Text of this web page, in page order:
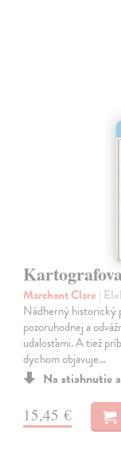
Marchant Clare |
Nádherný historický
pozoruhodnej a
udalosťami. A tiež
dychom objavuje…
Na stiahnutie
15,45 €